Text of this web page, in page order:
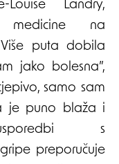
Landry,
medicine na
puta dobila
jako bolesna”,
samo sam
je puno blaža i
s
preporučuje